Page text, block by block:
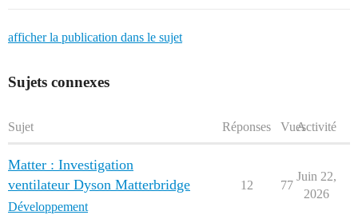
afficher la publication dans le sujet
Sujets connexes
Sujet Réponses VuesActivité
Matter : Investigation
ventilateur Dyson Matterbridge
Développement
12 77
Juin 22,
2026